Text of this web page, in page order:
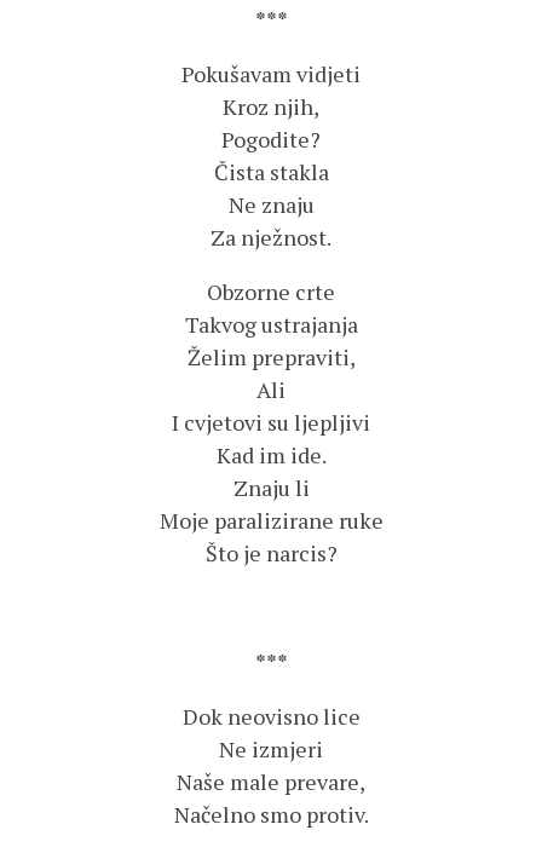
***
Pokušavam vidjeti
Kroz njih,
Pogodite?
Čista stakla
Ne znaju
Za nježnost.
Obzorne crte
Takvog ustrajanja
Želim prepraviti,
Ali
I cvjetovi su ljepljivi
Kad im ide.
Znaju li
Moje paralizirane ruke
Što je narcis?
***
Dok neovisno lice
Ne izmjeri
Naše male prevare,
Načelno smo protiv.